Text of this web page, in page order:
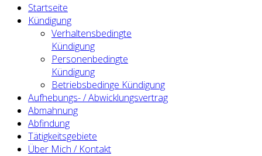
Startseite
Kündigung
Verhaltensbedingte
Kündigung
Personenbedingte
Kündigung
Betriebsbedinge Kündigung
Aufhebungs- / Abwicklungsvertrag
Abmahnung
Abfindung
Tätigkeitsgebiete
Über Mich / Kontakt